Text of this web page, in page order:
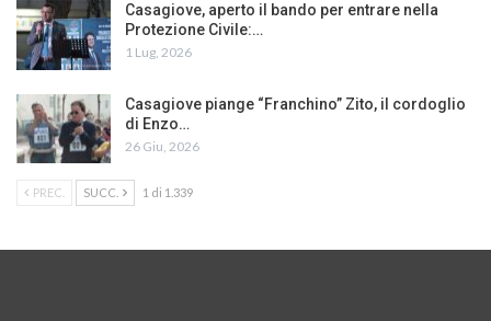
Casagiove, aperto il bando per entrare nella
Protezione Civile:…
1 Lug, 2026
Casagiove piange “Franchino” Zito, il cordoglio
di Enzo…
26 Giu, 2026
PREC. SUCC. 1 di 1.339